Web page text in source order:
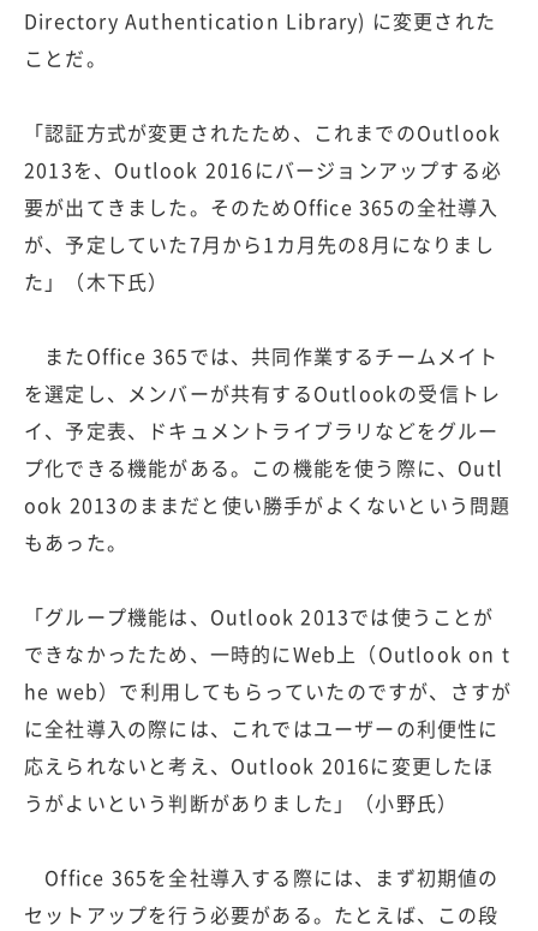
Directory Authentication Library) に変更された
ことだ。
「認証方式が変更されたため、これまでのOutlook
2013を、Outlook 2016にバージョンアップする必
要が出てきました。そのためOffice 365の全社導入
が、予定していた7月から1カ月先の8月になりまし
た」（木下氏）
またOffice 365では、共同作業するチームメイト
を選定し、メンバーが共有するOutlookの受信トレ
イ、予定表、ドキュメントライブラリなどをグルー
プ化できる機能がある。この機能を使う際に、Outl
ook 2013のままだと使い勝手がよくないという問題
もあった。
「グループ機能は、Outlook 2013では使うことが
できなかったため、一時的にWeb上（Outlook on t
he web）で利用してもらっていたのですが、さすが
に全社導入の際には、これではユーザーの利便性に
応えられないと考え、Outlook 2016に変更したほ
うがよいという判断がありました」（小野氏）
Office 365を全社導入する際には、まず初期値の
セットアップを行う必要がある。たとえば、この段